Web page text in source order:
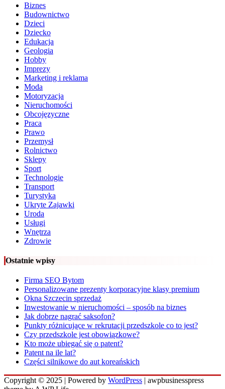
Biznes
Budownictwo
Dzieci
Dziecko
Edukacja
Geologia
Hobby
Imprezy
Marketing i reklama
Moda
Motoryzacja
Nieruchomości
Obcojęzyczne
Praca
Prawo
Przemysł
Rolnictwo
Sklepy
Sport
Technologie
Transport
Turystyka
Ukryte Zajawki
Uroda
Usługi
Wnętrza
Zdrowie
Ostatnie wpisy
Firma SEO Bytom
Personalizowane prezenty korporacyjne klasy premium
Okna Szczecin sprzedaż
Inwestowanie w nieruchomości – sposób na biznes
Jak dobrze nagrać saksofon?
Punkty różnicujące w rekrutacji przedszkole co to jest?
Czy przedszkole jest obowiązkowe?
Kto może ubiegać się o patent?
Patent na ile lat?
Części silnikowe do aut koreańskich
Copyright © 2025 | Powered by WordPress | awpbusinesspress